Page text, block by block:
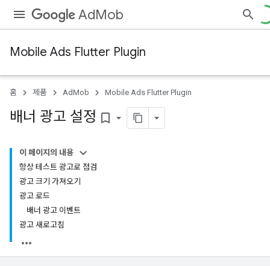
AdMob
Mobile Ads Flutter Plugin
홈 제품 AdMob Mobile Ads Flutter Plugin
배너 광고 설정 bookmark_border
이 페이지의 내용
항상 테스트 광고로 점검
광고 크기 가져오기
광고 로드
배너 광고 이벤트
광고 새로고침